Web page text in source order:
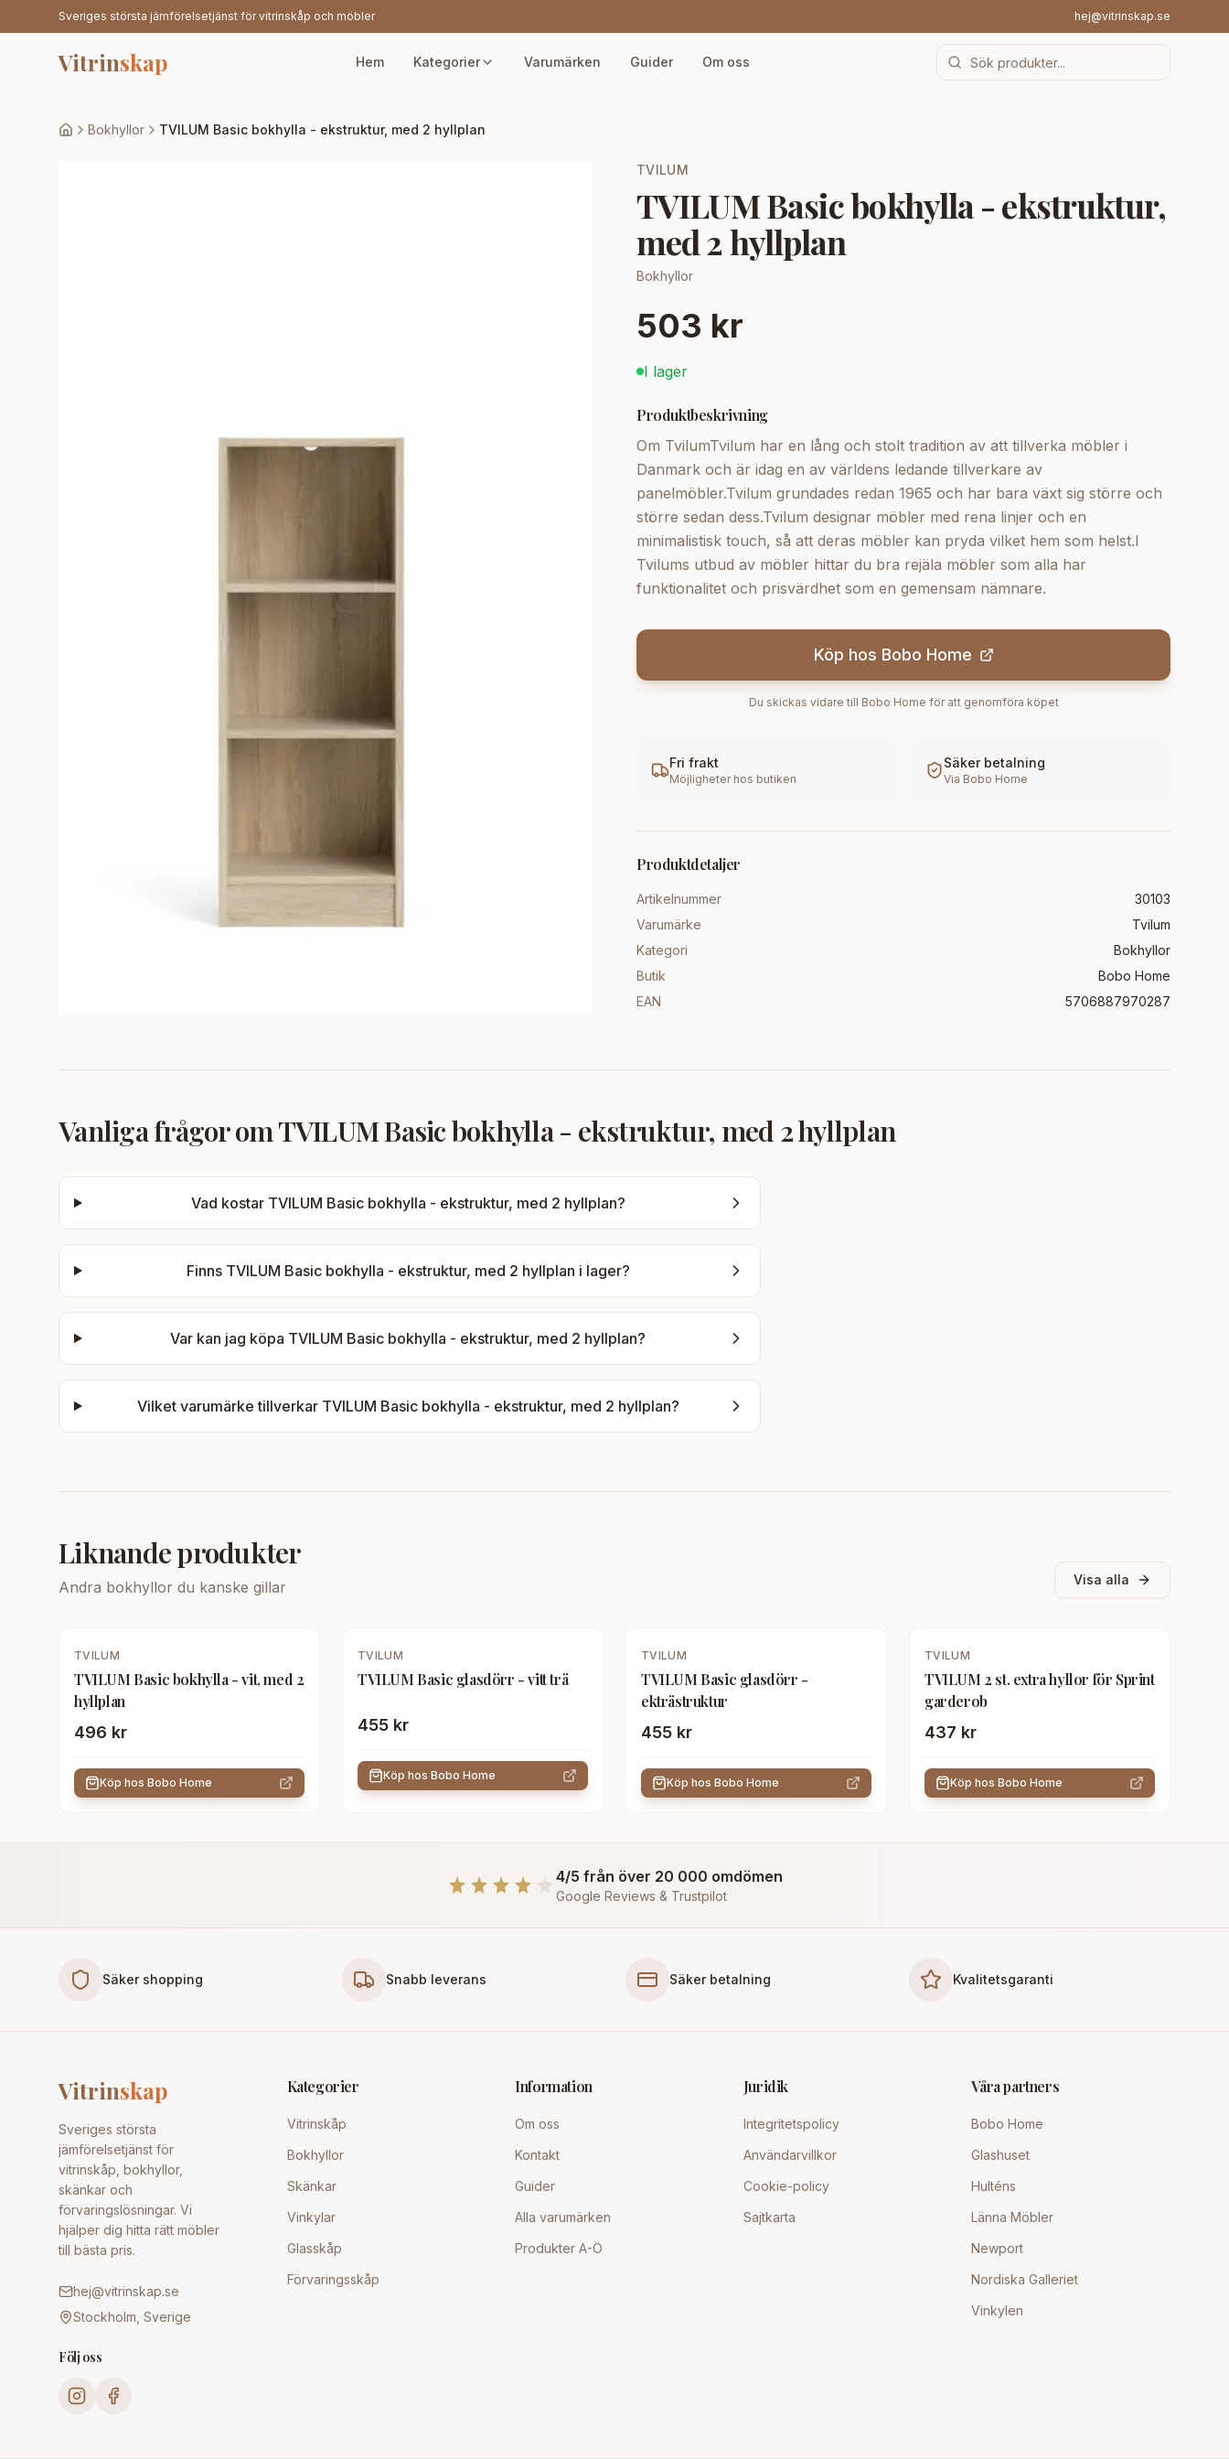
Sveriges största jämförelsetjänst för vitrinskåp och möbler hej@vitrinskap.se
Vitrinskap Hem Kategorier Varumärken Guider Om oss
Bokhyllor TVILUM Basic bokhylla - ekstruktur, med 2 hyllplan
TVILUM
TVILUM Basic bokhylla - ekstruktur,
med 2 hyllplan
Bokhyllor
503 kr
I lager
Produktbeskrivning
Om TvilumTvilum har en lång och stolt tradition av att tillverka möbler i
Danmark och är idag en av världens ledande tillverkare av
panelmöbler.Tvilum grundades redan 1965 och har bara växt sig större och
större sedan dess.Tvilum designar möbler med rena linjer och en
minimalistisk touch, så att deras möbler kan pryda vilket hem som helst.I
Tvilums utbud av möbler hittar du bra rejäla möbler som alla har
funktionalitet och prisvärdhet som en gemensam nämnare.
Köp hos Bobo Home
Du skickas vidare till Bobo Home för att genomföra köpet
Fri frakt
Möjligheter hos butiken
Säker betalning
Via Bobo Home
Produktdetaljer
Artikelnummer
30103
Varumärke
Tvilum
Kategori
Bokhyllor
Butik
Bobo Home
EAN
5706887970287
Vanliga frågor omTVILUM Basic bokhylla - ekstruktur, med 2 hyllplan
Vad kostar TVILUM Basic bokhylla - ekstruktur, med 2 hyllplan?
Finns TVILUM Basic bokhylla - ekstruktur, med 2 hyllplan i lager?
Var kan jag köpa TVILUM Basic bokhylla - ekstruktur, med 2 hyllplan?
Vilket varumärke tillverkar TVILUM Basic bokhylla - ekstruktur, med 2 hyllplan?
Liknande produkter
Andra bokhyllor du kanske gillar Visa alla
TVILUM
TVILUM Basic bokhylla - vit, med 2
hyllplan
496 kr
Köp hos Bobo Home
TVILUM
TVILUM Basic glasdörr - vitt trä
455 kr
Köp hos Bobo Home
TVILUM
TVILUM Basic glasdörr -
ekträstruktur
455 kr
Köp hos Bobo Home
TVILUM
TVILUM 2 st. extra hyllor för Sprint
garderob
437 kr
Köp hos Bobo Home
4/5 från över 20 000 omdömen
Google Reviews & Trustpilot
Säker shopping Snabb leverans Säker betalning Kvalitetsgaranti
Vitrinskap
Sveriges största
jämförelsetjänst för
vitrinskåp, bokhyllor,
skänkar och
förvaringslösningar. Vi
hjälper dig hitta rätt möbler
till bästa pris.
hej@vitrinskap.se
Stockholm, Sverige
Följ oss
Kategorier
Vitrinskåp
Bokhyllor
Skänkar
Vinkylar
Glasskåp
Förvaringsskåp
Information
Om oss
Kontakt
Guider
Alla varumärken
Produkter A-Ö
Juridik
Integritetspolicy
Användarvillkor
Cookie-policy
Sajtkarta
Våra partners
Bobo Home
Glashuset
Hulténs
Länna Möbler
Newport
Nordiska Galleriet
Vinkylen